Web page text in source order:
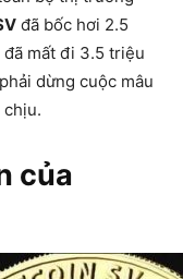
đã bốc hơi 2.5
mất đi 3.5 triệu
dừng cuộc mâu
chịu.
của